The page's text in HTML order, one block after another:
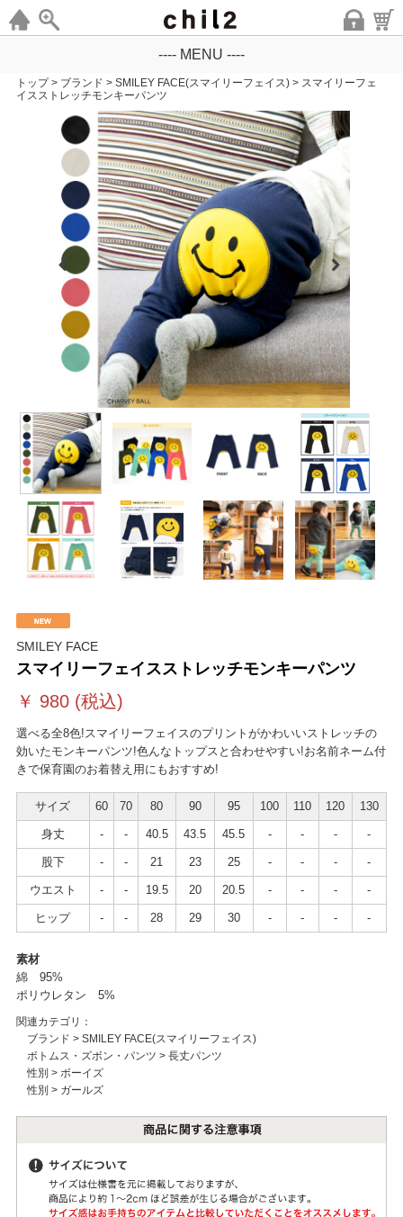
---- MENU ----
トップ > ブランド > SMILEY FACE(スマイリーフェイス) > スマイリーフェ
イスストレッチモンキーパンツ
SMILEY FACE
スマイリーフェイスストレッチモンキーパンツ
￥ 980(税込)
選べる全8色!スマイリーフェイスのプリントがかわいいストレッチの
効いたモンキーパンツ!色んなトップスと合わせやすい!お名前ネーム付
きで保育園のお着替え用にもおすすめ!
サイズ 60 70 80 90 95 100 110 120 130
身丈 - - 40.5 43.5 45.5 - - - -
股下 - - 21 23 25 - - - -
ウエスト - - 19.5 20 20.5 - - - -
ヒップ - - 28 29 30 - - - -
素材
綿 95%
ポリウレタン 5%
関連カテゴリ：
ブランド > SMILEY FACE(スマイリーフェイス)
ボトムス・ズボン・パンツ > 長丈パンツ
性別 > ボーイズ
性別 > ガールズ